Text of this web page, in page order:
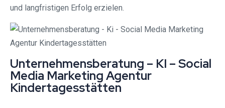
und langfristigen Erfolg erzielen.
Unternehmensberatung – KI – Social
Media Marketing Agentur
Kindertagesstätten